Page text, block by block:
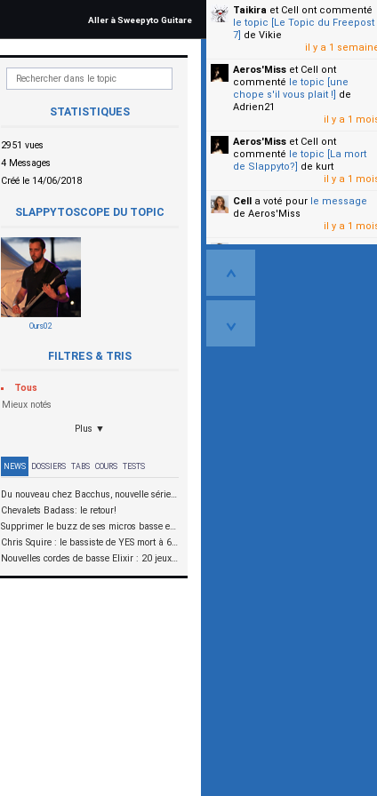
Aller à Sweepyto Guitare
STATISTIQUES
2951 vues
4 Messages
Créé le 14/06/2018
SLAPPYTOSCOPE DU TOPIC
Ours02
FILTRES & TRIS
Tous
Mieux notés
Plus ▼
NEWS DOSSIERS TABS COURS TESTS
Du nouveau chez Bacchus, nouvelle série SCD
Chevalets Badass: le retour!
Supprimer le buzz de ses micros basse en reliant les aimants à la masse
Chris Squire : le bassiste de YES mort à 67 ans
Nouvelles cordes de basse Elixir : 20 jeux à tester !
Taikira et Cell ont commenté
le topic [Le Topic du Freepost
7] de Vikie
il y a 1
Aeros'Miss et Cell ont
commenté le topic [une
chope s'il vous plait !] de
Adrien21
il y a 1
Aeros'Miss et Cell ont
commenté le topic [La mort
de Slappyto?] de kurt
il y a 1
Cell a voté pour le message
de Aeros'Miss
il y a 1
Cella voté pourle message